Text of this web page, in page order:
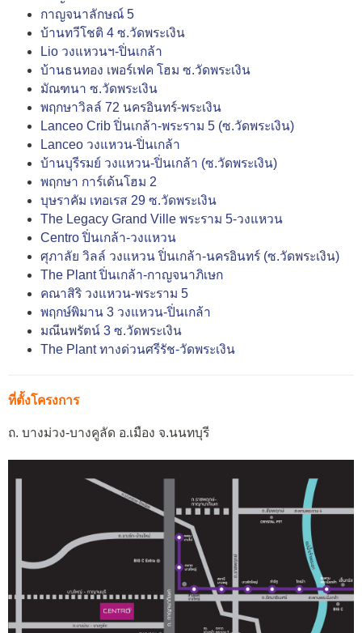
กาญจนาลักษณ์ 5
บ้านทวีโชติ 4 ซ.วัดพระเงิน
Lio วงแหวนฯ-ปิ่นเกล้า
บ้านธนทอง เพอร์เฟค โฮม ซ.วัดพระเงิน
มัณฑนา ซ.วัดพระเงิน
พฤกษาวิลล์ 72 นครอินทร์-พระเงิน
Lanceo Crib ปิ่นเกล้า-พระราม 5 (ซ.วัดพระเงิน)
Lanceo วงแหวน-ปิ่นเกล้า
บ้านบุรีรมย์ วงแหวน-ปิ่นเกล้า (ซ.วัดพระเงิน)
พฤกษา การ์เด้นโฮม 2
บุษราคัม เทอเรส 29 ซ.วัดพระเงิน
The Legacy Grand Ville พระราม 5-วงแหวน
Centro ปิ่นเกล้า-วงแหวน
ศุภาลัย วิลล์ วงแหวน ปิ่นเกล้า-นครอินทร์ (ซ.วัดพระเงิน)
The Plant ปิ่นเกล้า-กาญจนาภิเษก
คณาสิริ วงแหวน-พระราม 5
พฤกษ์พิมาน 3 วงแหวน-ปิ่นเกล้า
มณีนพรัตน์ 3 ซ.วัดพระเงิน
The Plant ทางด่วนศรีรัช-วัดพระเงิน
ที่ตั้งโครงการ
ถ. บางม่วง-บางคูลัด อ.เมือง จ.นนทบุรี